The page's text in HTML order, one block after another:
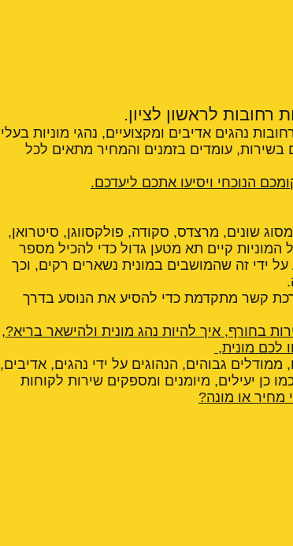
רחובות לראשון לציון.
נהגים אדיבים ומקצועיים, נהגי מוניות בעלי
בשירות, עומדים בזמנים והמחיר מתאים לכל
הנוכחי ויסיעו אתכם ליעדכם.
שונים, מרצדס, סקודה, פולקסווגן, סיטרואן,
מפוארת ולכולם עד 4 נוסעים לכל המוניות קיים תא מטען גדול כדי להכיל מספר
ידי זה שהמושבים במונית נשארים רקים, וכך
קשר מתקדמת כדי להסיע את הנוסע בדרך
בחורף, איך להיות נהג מונית ולהישאר בריא?,
לכם מונית,
גבוהים, הנהוגים על ידי נהגים, אדיבים,
כן יעילים, מיומנים ומספקים שירות לקוחות
מחיר או מונה?